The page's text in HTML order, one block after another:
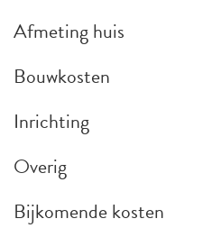
Afmeting huis
Bouwkosten
Inrichting
Overig
Bijkomende kosten